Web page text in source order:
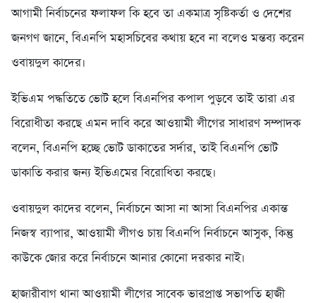
আগামী নির্বাচনের ফলাফল কি হবে তা একমাত্র সৃষ্টিকর্তা ও দেশের
জনগণ জানে, বিএনপি মহাসচিবের কথায় হবে না বলেও মন্তব্য করেন
ওবায়দুল কাদের।
ইভিএম পদ্ধতিতে ভোট হলে বিএনপির কপাল পুড়বে তাই তারা এর
বিরোধীতা করছে এমন দাবি করে আওয়ামী লীগের সাধারণ সম্পাদক
বলেন, বিএনপি হচ্ছে ভোট ডাকাতের সর্দার, তাই বিএনপি ভোট
ডাকাতি করার জন্য ইভিএমের বিরোধিতা করছে।
ওবায়দুল কাদের বলেন, নির্বাচনে আসা না আসা বিএনপির একান্ত
নিজস্ব ব্যাপার, আওয়ামী লীগও চায় বিএনপি নির্বাচনে আসুক, কিন্তু
কাউকে জোর করে নির্বাচনে আনার কোনো দরকার নাই।
হাজারীবাগ থানা আওয়ামী লীগের সাবেক ভারপ্রাপ্ত সভাপতি হাজী